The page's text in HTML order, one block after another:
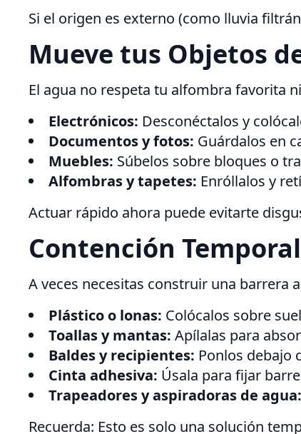
Si el origen es externo (como lluvia
Mueve tus Objetos
El agua no respeta tu alfombra favorita
Electrónicos: Desconéctalos y
Documentos y fotos: Guárdalos en
Muebles: Súbelos sobre bloques o
Alfombras y tapetes: Enróllalos y
Actuar rápido ahora puede evitarte
Contención
A veces necesitas construir una barrera
Plástico o lonas: Colócalos sobre
Toallas y mantas: Apílalas para
Baldes y recipientes: Ponlos debajo
Cinta adhesiva: Úsala para fijar
Trapeadores y aspiradoras de agua:
Recuerda: Esto es solo una solución